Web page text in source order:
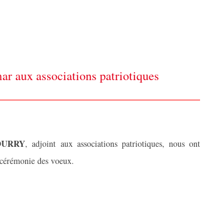
aux associations patriotiques
, adjoint aux associations patriotiques, nous ont
des voeux.